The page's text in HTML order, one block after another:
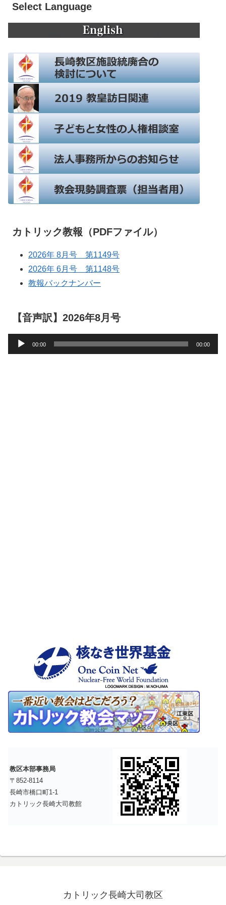
Select Language
カトリック教報（PDFファイル）
2026年 8月号 第1149号
2026年 6月号 第1148号
教報バックナンバー
【音声訳】2026年8月号
声
00:00 00:00
教区本部事務局
〒852-8114
長崎市橋口町1-1
カトリック長崎大司教館
カトリック長崎大司教区